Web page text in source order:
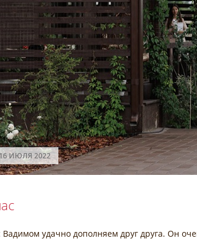
ИЮЛЯ 2022
удачно дополняем друг друга. Он